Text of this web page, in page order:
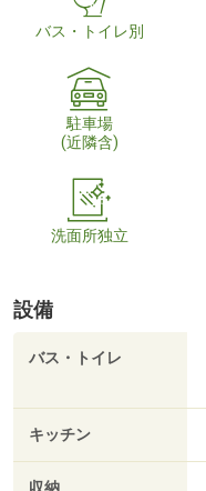
バス・トイレ別
駐車場
(近隣含)
洗面所独立
設備
バス・トイレ
キッチン